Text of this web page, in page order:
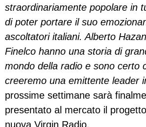
straordinariamente popolare in
di poter portare il suo
ascoltatori italiani. Alberto
Finelco hanno una storia di
mondo della radio e sono certo
creeremo una emittente leader
prossime settimane sarà
presentato al mercato il
nuova Virgin Radio.